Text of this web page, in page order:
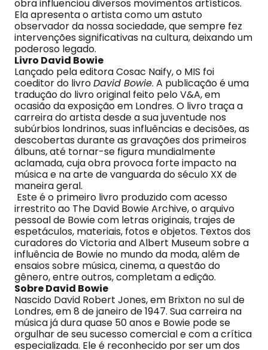
obra influenciou diversos movimentos artísticos.
Ela apresenta o artista como um astuto
observador da nossa sociedade, que sempre fez
intervenções significativas na cultura, deixando um
poderoso legado.
Livro David Bowie
Lançado pela editora Cosac Naify, o MIS foi
coeditor do livroDavid Bowie. A publicação é uma
tradução do livro original feito pelo V&A, em
ocasião da exposição em Londres. O livro traça a
carreira do artista desde a sua juventude nos
subúrbios londrinos, suas influências e decisões, as
descobertas durante as gravações dos primeiros
álbuns, até tornar-se figura mundialmente
aclamada, cuja obra provoca forte impacto na
música e na arte de vanguarda do século XX de
maneira geral.
Este é o primeiro livro produzido com acesso
irrestrito ao The David Bowie Archive, o arquivo
pessoal de Bowie com letras originais, trajes de
espetáculos, materiais, fotos e objetos. Textos dos
curadores do Victoria and Albert Museum sobre a
influência de Bowie no mundo da moda, além de
ensaios sobre música, cinema, a questão do
gênero, entre outros, completam a edição.
Sobre David Bowie
Nascido David Robert Jones, em Brixton no sul de
Londres, em 8 de janeiro de 1947. Sua carreira na
música já dura quase 50 anos e Bowie pode se
orgulhar de seu sucesso comercial e com a crítica
especializada. Ele é reconhecido por ser um dos